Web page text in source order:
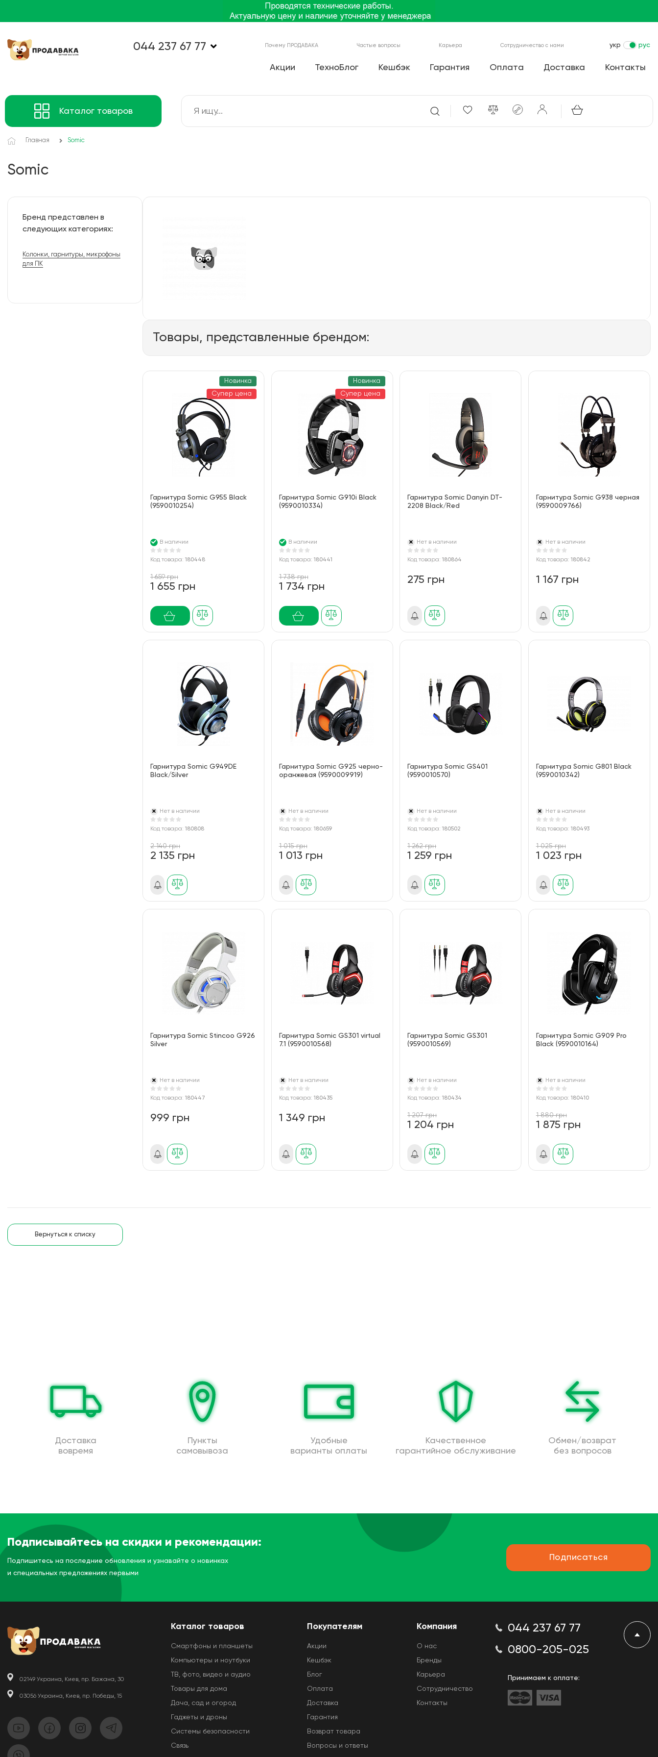
044 237 67 77 Почему ПРОДАВАКА Частые вопросы Карьера Сотрудничество с нами укр рус
Акции ТехноБлог Кешбэк Гарантия Оплата Доставка Контакты
Каталог товаров
Главная Somic
Somic
Бренд представлен в
следующих категориях:
Колонки, гарнитуры, микрофоны
для ПК
Товары, представленные брендом:
Новинка
Супер цена
Гарнитура Somic G955 Black
(9590010254)
В наличии
Код товара: 180448
1 659 грн
1 655 грн
Новинка
Супер цена
Гарнитура Somic G910i Black
(9590010334)
В наличии
Код товара: 180441
1 738 грн
1 734 грн
Гарнитура Somic Danyin DT-
2208 Black/Red
Нет в наличии
Код товара:180864
275 грн
Гарнитура Somic G938 черная
(9590009766)
Нет в наличии
Код товара: 180842
1 167 грн
Гарнитура Somic G949DE
Black/Silver
Нет в наличии
Код товара: 180808
2 140 грн
2 135 грн
Гарнитура Somic G925 черно-
оранжевая (9590009919)
Нет в наличии
Код товара: 180659
1 015 грн
1 013 грн
Гарнитура Somic GS401
(9590010570)
Нет в наличии
Код товара:180502
1 262 грн
1 259 грн
Гарнитура Somic G801 Black
(9590010342)
Нет в наличии
Код товара: 180493
1 025 грн
1 023 грн
Гарнитура Somic Stincoo G926
Silver
Нет в наличии
Код товара: 180447
999 грн
Гарнитура Somic GS301 virtual
7.1 (9590010568)
Нет в наличии
Код товара: 180435
1 349 грн
Гарнитура Somic GS301
(9590010569)
Нет в наличии
Код товара:180434
1 207 грн
1 204 грн
Гарнитура Somic G909 Pro
Black (9590010164)
Нет в наличии
Код товара: 180410
1 880 грн
1 875 грн
Вернуться к списку
Доставка
вовремя
Пункты
самовывоза
Удобные
варианты оплаты
Качественное
гарантийное обслуживание
Обмен/возврат
без вопросов
Подписывайтесь на скидки и рекомендации:
Подпишитесь на последние обновления и узнавайте о новинках
и специальных предложениях первыми
Подписаться
02149 Украина, Киев, пр. Бажана, 30
03056 Украина, Киев, пр. Победы, 15
Каталог товаров
Смартфоны и планшеты
Компьютеры и ноутбуки
ТВ, фото, видео и аудио
Товары для дома
Дача, сад и огород
Гаджеты и дроны
Системы безопасности
Связь
Покупателям
Акции
Кешбэк
Блог
Оплата
Доставка
Гарантия
Возврат товара
Вопросы и ответы
Компания
O нас
Бренды
Карьера
Сотрудничество
Контакты
044 237 67 77
0800-205-025
Принимаем к оплате: